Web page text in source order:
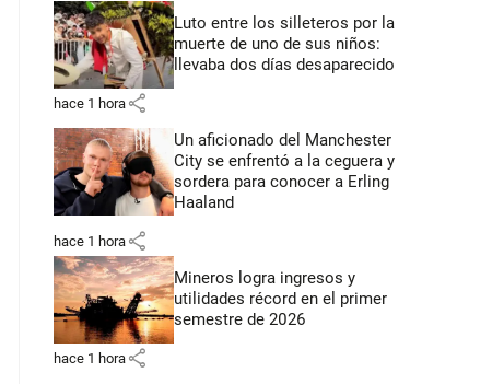
Luto entre los silleteros por la
muerte de uno de sus niños:
llevaba dos días desaparecido
hace 1 hora share
Un aficionado del Manchester
City se enfrentó a la ceguera y
sordera para conocer a Erling
Haaland
hace 1 hora share
Mineros logra ingresos y
utilidades récord en el primer
semestre de 2026
hace 1 hora share